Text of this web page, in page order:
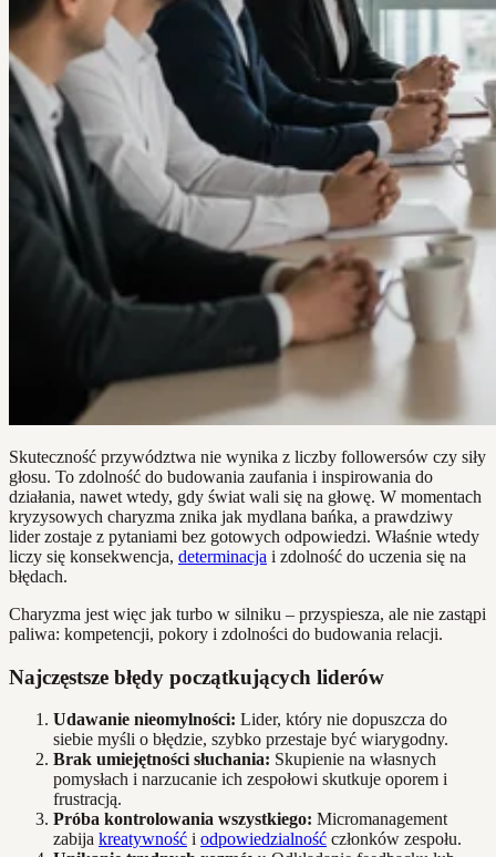
Skuteczność przywództwa nie wynika z liczby followersów czy siły
głosu. To zdolność do budowania zaufania i inspirowania do
działania, nawet wtedy, gdy świat wali się na głowę. W momentach
kryzysowych charyzma znika jak mydlana bańka, a prawdziwy
lider zostaje z pytaniami bez gotowych odpowiedzi. Właśnie wtedy
liczy się konsekwencja, determinacja i zdolność do uczenia się na
błędach.
Charyzma jest więc jak turbo w silniku – przyspiesza, ale nie zastąpi
paliwa: kompetencji, pokory i zdolności do budowania relacji.
Najczęstsze błędy początkujących liderów
Udawanie nieomylności: Lider, który nie dopuszcza do
siebie myśli o błędzie, szybko przestaje być wiarygodny.
Brak umiejętności słuchania: Skupienie na własnych
pomysłach i narzucanie ich zespołowi skutkuje oporem i
frustracją.
Próba kontrolowania wszystkiego: Micromanagement
zabija kreatywność i odpowiedzialność członków zespołu.